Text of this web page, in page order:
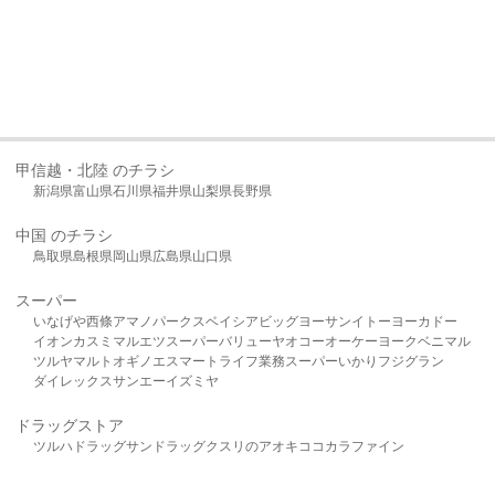
甲信越・北陸 のチラシ
新潟県富山県石川県福井県山梨県長野県
中国 のチラシ
鳥取県島根県岡山県広島県山口県
スーパー
いなげや西條アマノパークスベイシア ビッグヨーサンイトーヨーカドー
イオンカスミ マルエツスーパーバリューヤオコーオーケー ヨークベニマル
ツルヤマルト オギノ エスマート ライフ業務スーパーいかり フジグラン
ダイレックスサンエーイズミヤ
ドラッグストア
ツルハドラッグサンドラッグクスリのアオキ ココカラファイン